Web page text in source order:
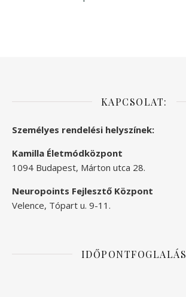
KAPCSOLAT:
Személyes rendelési helyszínek:
Kamilla Életmódközpont
1094 Budapest, Márton utca 28.
Neuropoints Fejlesztő Központ
Velence, Tópart u. 9-11.
IDŐPONTFOGLALÁS